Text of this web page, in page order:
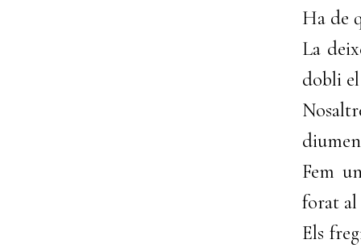
Ha de
La
dobli
Fem
forat
Els